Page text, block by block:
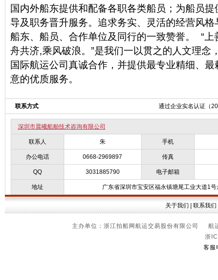
国内外船东提供和配备各职各类船员；为船员
导及职务晋升服务。追求务实、灵活的经营风
船东、船员、合作单位及同行的一致赞誉。 “上
舟共济,乘风破浪。”是我们一以贯之的人文理念
国际航运公司真诚合作，并提供最专业精细、
意的优质服务。
联系方式 通过企业实名认证（
深圳市晨曦船舶技术咨询有限公司
联系人 朱 手机
办公电话 0668-2969897 传真
QQ 3031885790 电子邮箱
地址 广东省深圳市宝安区福永镇塘尾工业大道1
关于我们 联系我们
主办单位：浙江拍船网航运交易股份有限公司
浙
客服